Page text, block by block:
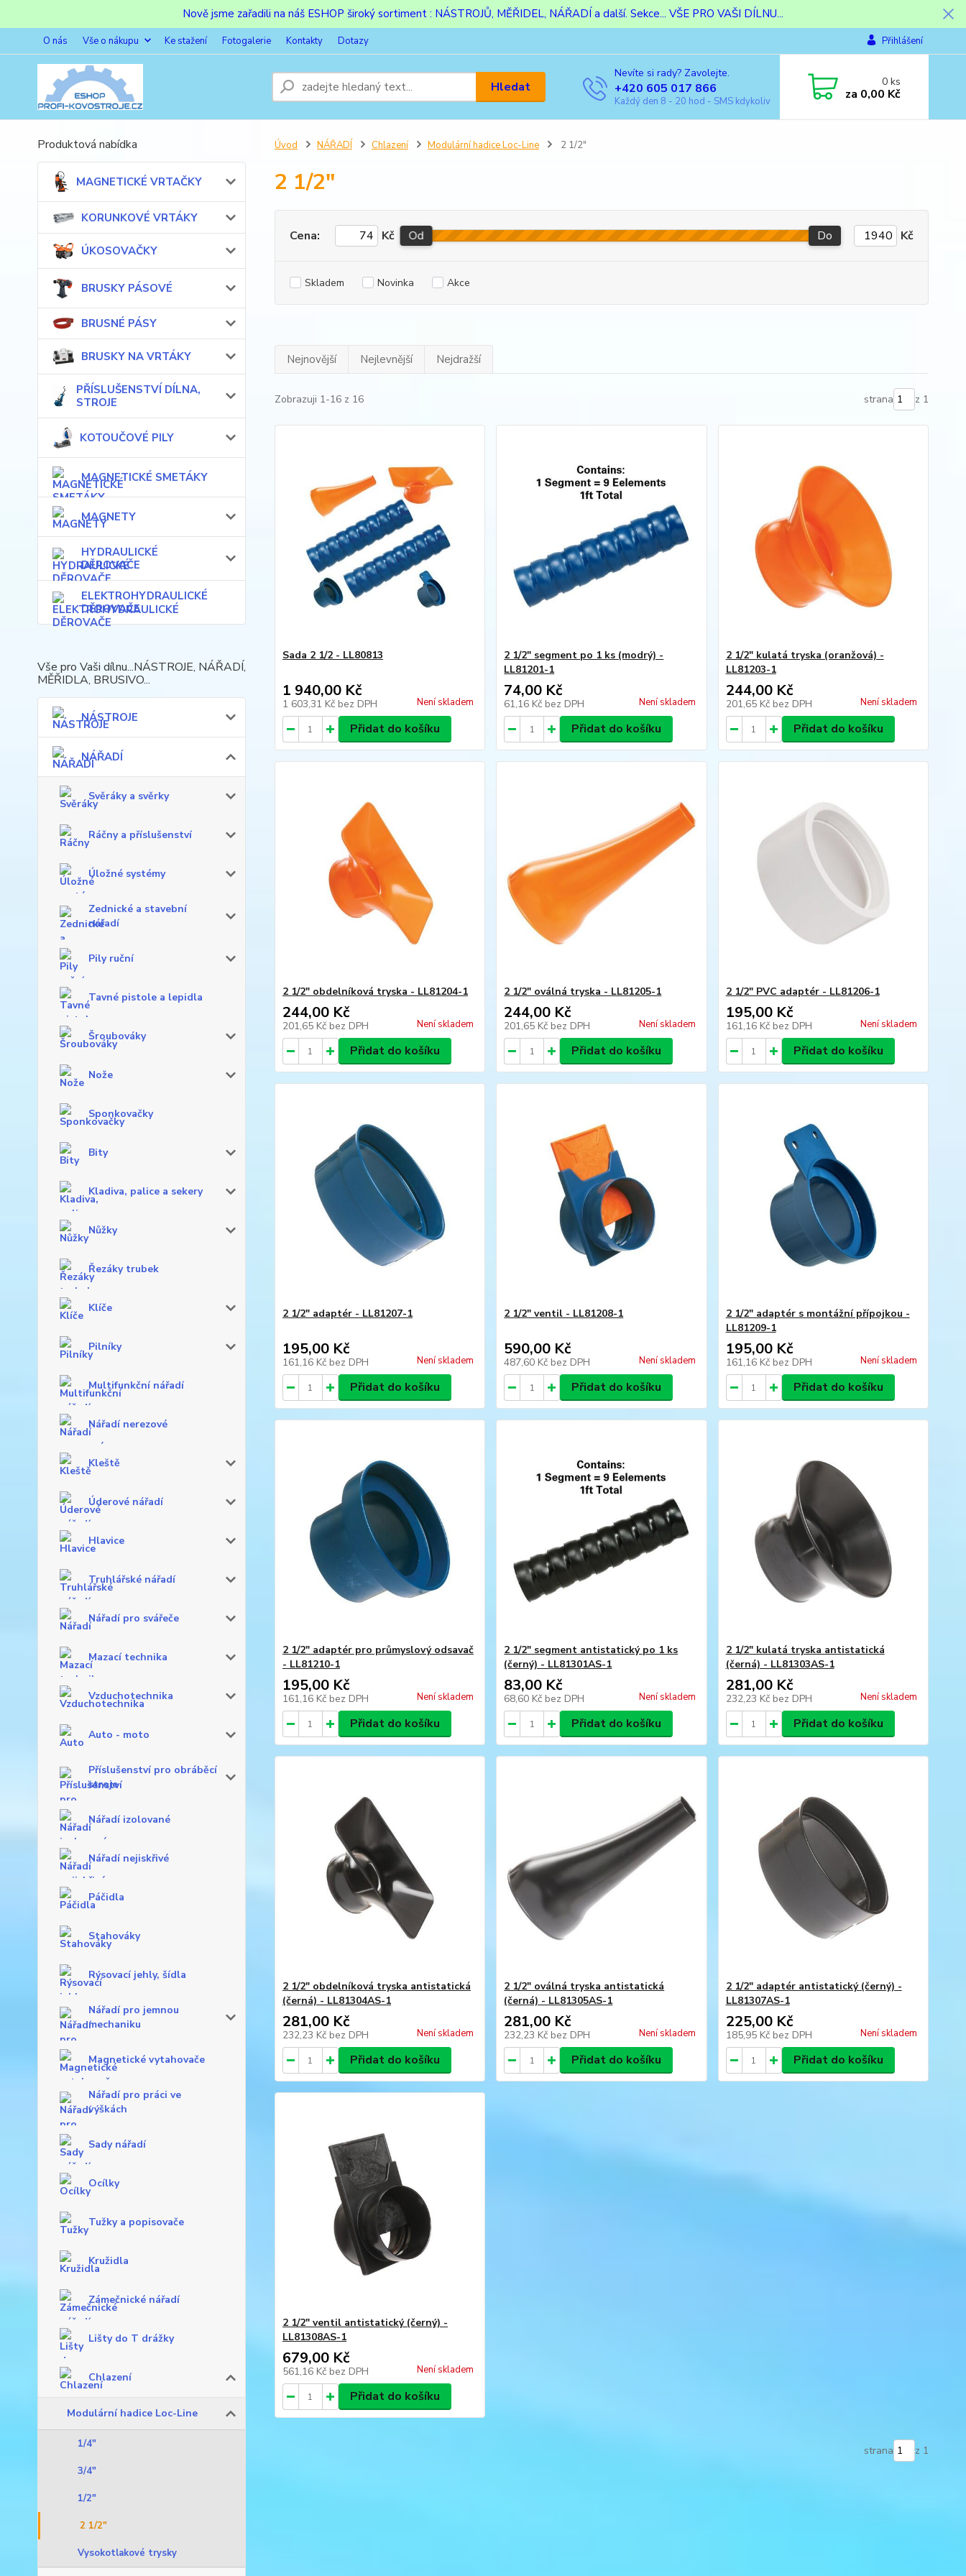
Nově jsme zařadili na náš ESHOP široký sortiment : NÁSTROJŮ, MĚŘIDEL, NÁŘADÍ a další. Sekce... VŠE PRO VAŠI DÍLNU...
O nás Vše o nákupu Ke stažení Fotogalerie Kontakty Dotazy Přihlášení
Hledat
Nevíte si rady? Zavolejte.
+420 605 017 866
Každý den 8 - 20 hod - SMS kdykoliv
0ks
za 0,00 Kč
Produktová nabídka
MAGNETICKÉ VRTAČKY
KORUNKOVÉ VRTÁKY
ÚKOSOVAČKY
BRUSKY PÁSOVÉ
BRUSNÉ PÁSY
BRUSKY NA VRTÁKY
PŘÍSLUŠENSTVÍ DÍLNA,
STROJE
KOTOUČOVÉ PILY
MAGNETICKÉ SMETÁKY
MAGNETY
HYDRAULICKÉ
DĚROVAČE
ELEKTROHYDRAULICKÉ
DĚROVAČE
Vše pro Vaši dílnu...NÁSTROJE, NÁŘADÍ,
MĚŘIDLA, BRUSIVO...
NÁSTROJE
NÁŘADÍ
Svěráky a svěrky
Ráčny a příslušenství
Úložné systémy
Zednické a stavební
nářadí
Pily ruční
Tavné pistole a lepidla
Šroubováky
Nože
Sponkovačky
Bity
Kladiva, palice a sekery
Nůžky
Řezáky trubek
Klíče
Pilníky
Multifunkční nářadí
Nářadí nerezové
Kleště
Úderové nářadí
Hlavice
Truhlářské nářadí
Nářadí pro svářeče
Mazací technika
Vzduchotechnika
Auto - moto
Příslušenství pro obráběcí
stroje
Nářadí izolované
Nářadí nejiskřivé
Páčidla
Stahováky
Rýsovací jehly, šídla
Nářadí pro jemnou
mechaniku
Magnetické vytahovače
Nářadí pro práci ve
výškách
Sady nářadí
Ocílky
Tužky a popisovače
Kružidla
Zámečnické nářadí
Lišty do T drážky
Chlazení
Modulární hadice Loc-Line
1/4"
3/4"
1/2"
2 1/2"
Vysokotlakové trysky
Úvod NÁŘADÍ Chlazení Modulární hadice Loc-Line 2 1/2"
2 1/2"
Cena: Kč Od Do Kč
Skladem Novinka Akce
Nejnovější Nejlevnější Nejdražší
Zobrazuji 1-16 z 16 strana z 1
Sada 2 1/2 - LL80813
1 940,00 Kč
1 603,31 Kč bez DPH Není skladem
Přidat do košíku
2 1/2" segment po 1 ks (modrý) -
LL81201-1
74,00 Kč
61,16 Kč bez DPH Není skladem
Přidat do košíku
2 1/2" kulatá tryska (oranžová) -
LL81203-1
244,00 Kč
201,65 Kč bez DPH Není skladem
Přidat do košíku
2 1/2" obdelníková tryska - LL81204-1
244,00 Kč
201,65 Kč bez DPH Není skladem
Přidat do košíku
2 1/2" oválná tryska - LL81205-1
244,00 Kč
201,65 Kč bez DPH Není skladem
Přidat do košíku
2 1/2" PVC adaptér - LL81206-1
195,00 Kč
161,16 Kč bez DPH Není skladem
Přidat do košíku
2 1/2" adaptér - LL81207-1
195,00 Kč
161,16 Kč bez DPH Není skladem
Přidat do košíku
2 1/2" ventil - LL81208-1
590,00 Kč
487,60 Kč bez DPH Není skladem
Přidat do košíku
2 1/2" adaptér s montážní přípojkou -
LL81209-1
195,00 Kč
161,16 Kč bez DPH Není skladem
Přidat do košíku
2 1/2" adaptér pro průmyslový odsavač
- LL81210-1
195,00 Kč
161,16 Kč bez DPH Není skladem
Přidat do košíku
2 1/2" segment antistatický po 1 ks
(černý) - LL81301AS-1
83,00 Kč
68,60 Kč bez DPH Není skladem
Přidat do košíku
2 1/2" kulatá tryska antistatická
(černá) - LL81303AS-1
281,00 Kč
232,23 Kč bez DPH Není skladem
Přidat do košíku
2 1/2" obdelníková tryska antistatická
(černá) - LL81304AS-1
281,00 Kč
232,23 Kč bez DPH Není skladem
Přidat do košíku
2 1/2" oválná tryska antistatická
(černá) - LL81305AS-1
281,00 Kč
232,23 Kč bez DPH Není skladem
Přidat do košíku
2 1/2" adaptér antistatický (černý) -
LL81307AS-1
225,00 Kč
185,95 Kč bez DPH Není skladem
Přidat do košíku
2 1/2" ventil antistatický (černý) -
LL81308AS-1
679,00 Kč
561,16 Kč bez DPH Není skladem
Přidat do košíku
strana z 1